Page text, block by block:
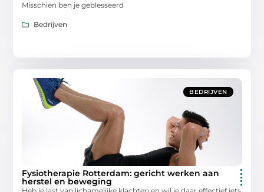
Misschien ben je geblesseerd
Bedrijven
BEDRIJVEN
Fysiotherapie Rotterdam: gericht werken aan
herstel en beweging